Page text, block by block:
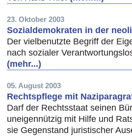
23. Oktober 2003
Sozialdemokraten in der
Der vielbenutzte Begriff der
nach sozialer
(mehr...)
05. August 2003
Rechtspflege mit
Darf der Rechtsstaat seinen
uneigennützig mit Hilfe und
sie Gegenstand juristischer